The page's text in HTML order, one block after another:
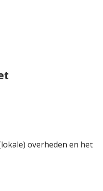
overheden en het